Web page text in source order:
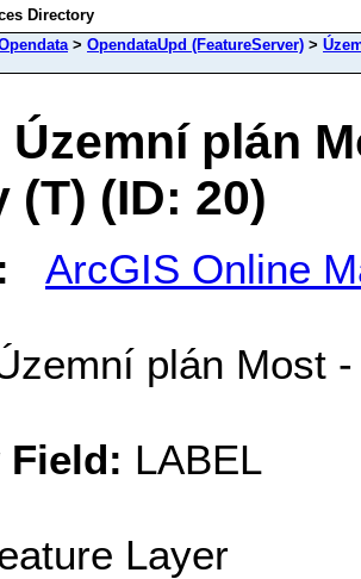
Directory
> OpendataUpd (FeatureServer) >
Územní plán
(T) (ID: 20)
ArcGIS Online
plán Most
Field: LABEL
Layer